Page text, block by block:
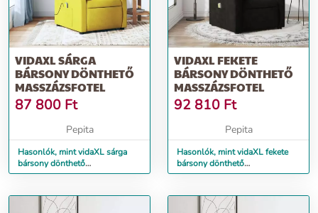
VIDAXL SÁRGA
BÁRSONY DÖNTHETŐ
MASSZÁZSFOTEL
87 800 Ft
Pepita
Hasonlók, mint vidaXL sárga
bársony dönthető
masszázsfotel
VIDAXL FEKETE
BÁRSONY DÖNTHETŐ
MASSZÁZSFOTEL
92 810 Ft
Pepita
Hasonlók, mint vidaXL fekete
bársony dönthető
masszázsfotel